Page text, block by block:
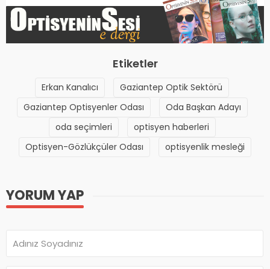
Etiketler
Erkan Kanalıcı
Gaziantep Optik Sektörü
Gaziantep Optisyenler Odası
Oda Başkan Adayı
oda seçimleri
optisyen haberleri
Optisyen-Gözlükçüler Odası
optisyenlik mesleği
YORUM YAP